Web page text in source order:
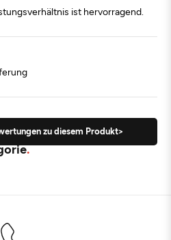
ist hervorragend.
zu diesem Produkt>